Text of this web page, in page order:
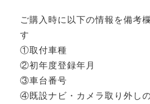
ご購入時に以下の情報を備考
す
①取付車種
②初年度登録年月
③車台番号
④既設ナビ・カメラ取り外し